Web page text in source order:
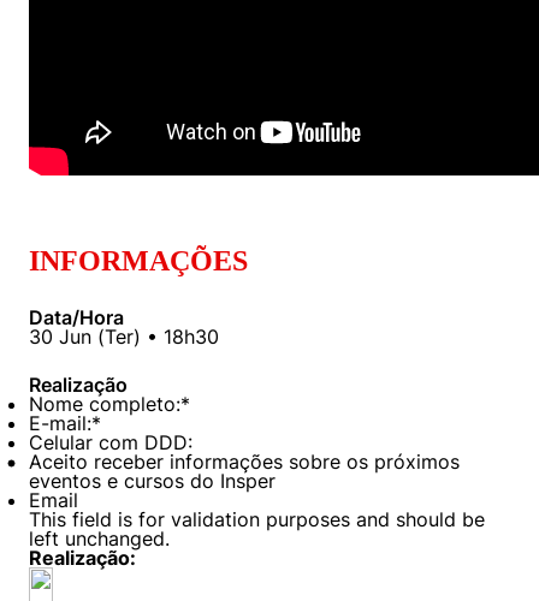
INFORMAÇÕES
Data/Hora
30 Jun (Ter) • 18h30
Realização
Nome completo:*
E-mail:*
Celular com DDD:
Aceito receber informações sobre os próximos
eventos e cursos do Insper
Email
This field is for validation purposes and should be
left unchanged.
Realização: